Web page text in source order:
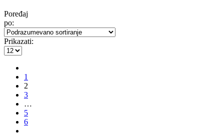
Poređaj
po:
Prikazati:
1
2
3
…
5
6